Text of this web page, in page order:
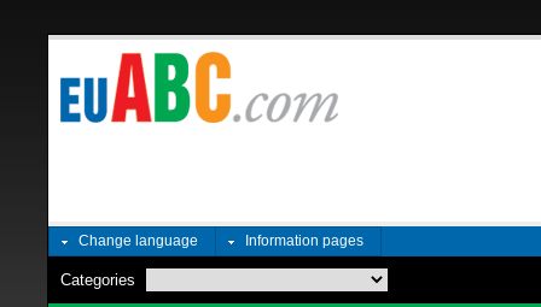
Change language Information pages
Categories